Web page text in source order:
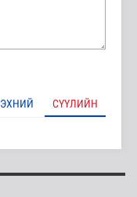
ЭХНИЙ СҮҮЛИЙН